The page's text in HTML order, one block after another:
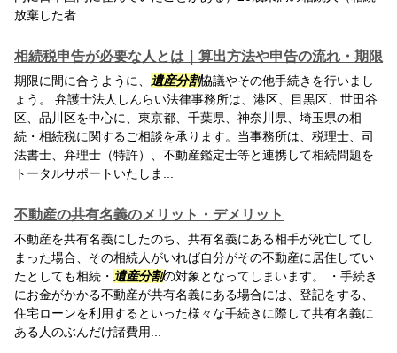
放棄した者...
相続税申告が必要な人とは｜算出方法や申告の流れ・期限
期限に間に合うように、 遺産分割協議やその他手続きを行いまし
ょう。 弁護士法人しんらい法律事務所は、港区、目黒区、世田谷
区、品川区を中心に、東京都、千葉県、神奈川県、埼玉県の相
続・相続税に関するご相談を承ります。当事務所は、税理士、司
法書士、弁理士（特許）、不動産鑑定士等と連携して相続問題を
トータルサポートいたしま...
不動産の共有名義のメリット・デメリット
不動産を共有名義にしたのち、共有名義にある相手が死亡してし
まった場合、その相続人がいれば自分がその不動産に居住してい
たとしても相続・ 遺産分割の対象となってしまいます。 ・手続き
にお金がかかる不動産が共有名義にある場合には、登記をする、
住宅ローンを利用するといった様々な手続きに際して共有名義に
ある人のぶんだけ諸費用...